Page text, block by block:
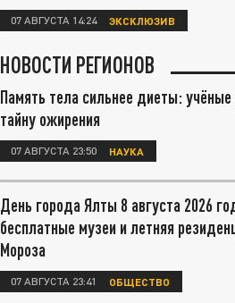
07 АВГУСТА 14:24 ЭКСКЛЮЗИВ
НОВОСТИ РЕГИОНОВ
Память тела сильнее диеты:
тайну ожирения
07 АВГУСТА 23:50 НАУКА
День города Ялты 8 августа 2026
бесплатные музеи и летняя
Мороза
07 АВГУСТА 23:41 ОБЩЕСТВО